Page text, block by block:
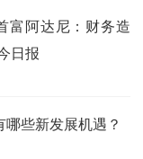
富阿达尼：财务造
日报
哪些新发展机遇？